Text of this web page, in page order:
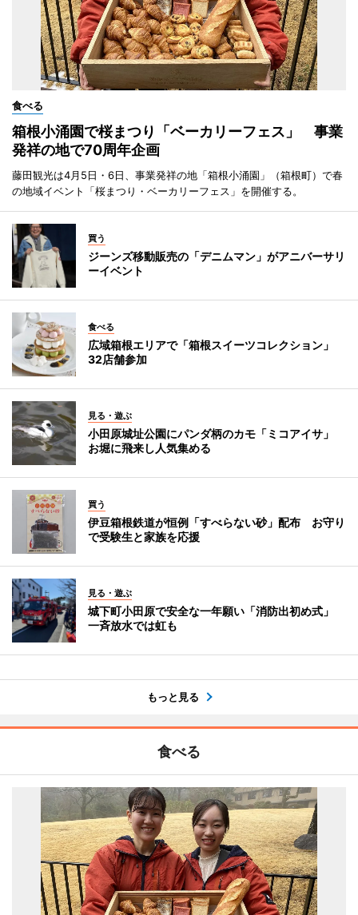
食べる
箱根小涌園で桜まつり「ベーカリーフェス」 事業
発祥の地で70周年企画
藤田観光は4月5日・6日、事業発祥の地「箱根小涌園」（箱根町）で春
の地域イベント「桜まつり・ベーカリーフェス」を開催する。
買う
ジーンズ移動販売の「デニムマン」がアニバーサリ
ーイベント
食べる
広域箱根エリアで「箱根スイーツコレクション」
32店舗参加
見る・遊ぶ
小田原城址公園にパンダ柄のカモ「ミコアイサ」
お堀に飛来し人気集める
買う
伊豆箱根鉄道が恒例「すべらない砂」配布 お守り
で受験生と家族を応援
見る・遊ぶ
城下町小田原で安全な一年願い「消防出初め式」
一斉放水では虹も
もっと見る
食べる